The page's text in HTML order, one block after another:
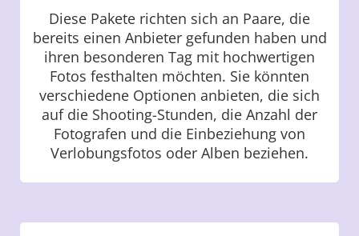
Diese Pakete richten sich an Paare, die
bereits einen Anbieter gefunden haben und
ihren besonderen Tag mit hochwertigen
Fotos festhalten möchten. Sie könnten
verschiedene Optionen anbieten, die sich
auf die Shooting-Stunden, die Anzahl der
Fotografen und die Einbeziehung von
Verlobungsfotos oder Alben beziehen.